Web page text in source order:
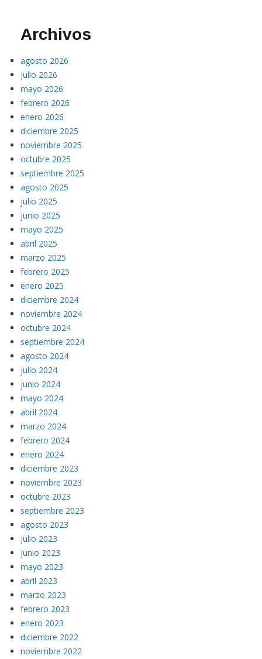
Archivos
agosto 2026
julio 2026
mayo 2026
febrero 2026
enero 2026
diciembre 2025
noviembre 2025
octubre 2025
septiembre 2025
agosto 2025
julio 2025
junio 2025
mayo 2025
abril 2025
marzo 2025
febrero 2025
enero 2025
diciembre 2024
noviembre 2024
octubre 2024
septiembre 2024
agosto 2024
julio 2024
junio 2024
mayo 2024
abril 2024
marzo 2024
febrero 2024
enero 2024
diciembre 2023
noviembre 2023
octubre 2023
septiembre 2023
agosto 2023
julio 2023
junio 2023
mayo 2023
abril 2023
marzo 2023
febrero 2023
enero 2023
diciembre 2022
noviembre 2022